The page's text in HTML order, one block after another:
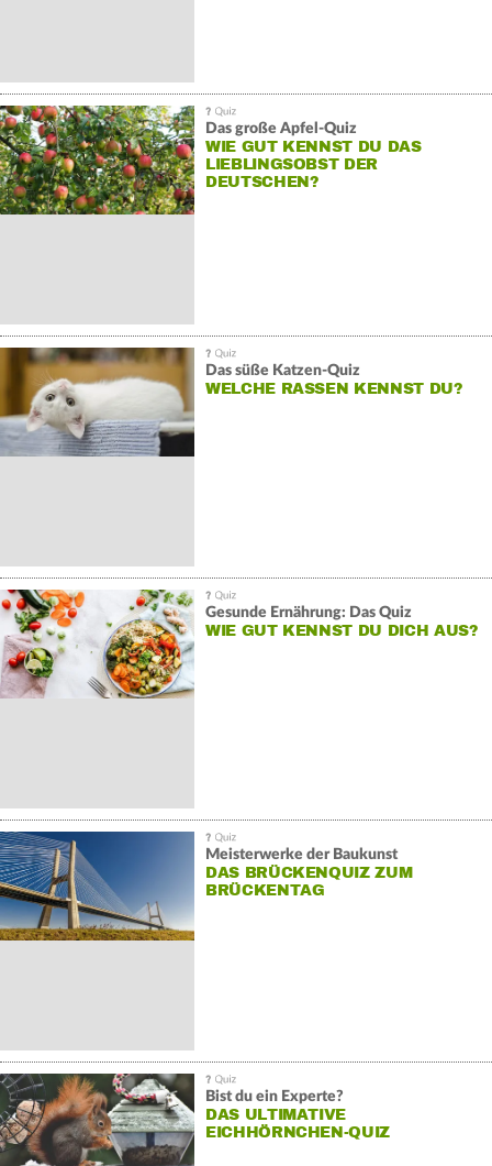
Das große Apfel-Quiz
WIE GUT KENNST DU DAS
LIEBLINGSOBST DER
DEUTSCHEN?
Das süße Katzen-Quiz
WELCHE RASSEN KENNST DU?
Gesunde Ernährung: Das Quiz
WIE GUT KENNST DU DICH AUS?
Meisterwerke der Baukunst
DAS BRÜCKENQUIZ ZUM
BRÜCKENTAG
Bist du ein Experte?
DAS ULTIMATIVE
EICHHÖRNCHEN-QUIZ